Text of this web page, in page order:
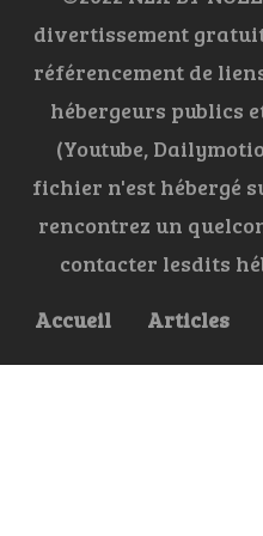
divertissement
référencement de
hébergeurs publics
(Youtube,
fichier n'est hébergé
rencontrez un
contacter lesdits
Accueil
Articles